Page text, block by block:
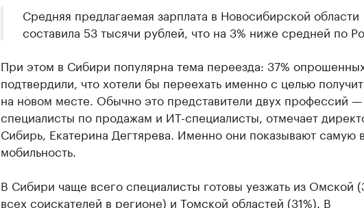
Средняя предлагаемая зарплата в Новосибирской области
составила 53 тысячи рублей, что на 3% ниже средней по
При этом в Сибири популярна тема переезда: 37%
подтвердили, что хотели бы переехать именно с целью
на новом месте. Обычно это представители двух профессий —
специалисты по продажам и ИТ-специалисты, отмечает
Сибирь, Екатерина Дегтярева. Именно они показывают самую
мобильность.
В Сибири чаще всего специалисты готовы уезжать из Омской
всех соискателей в регионе) и Томской областей (31%). В